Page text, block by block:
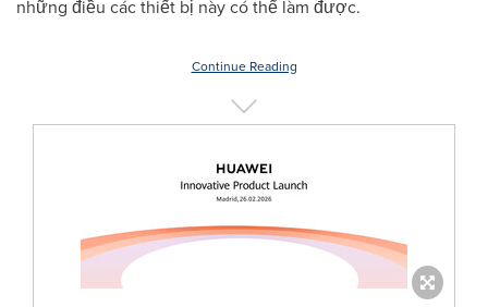
những điều các thiết bị này có thể làm được.
Continue Reading